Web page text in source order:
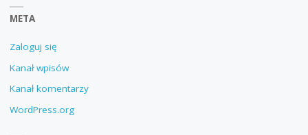
META
Zaloguj się
Kanał wpisów
Kanał komentarzy
WordPress.org